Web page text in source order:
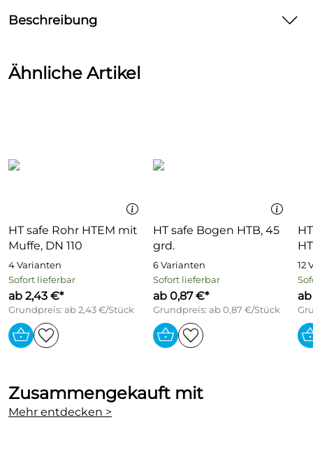
Beschreibung
aus PP nach DIN-EN 1451-1
Ähnliche Artikel
HT safe Rohr HTEM mit
Muffe, DN 110
4 Varianten
Sofort lieferbar
ab 2,43 €*
Grundpreis: ab 2,43 €/Stück
HT safe Bogen HTB, 45
grd.
6 Varianten
Sofort lieferbar
ab 0,87 €*
Grundpreis: ab 0,87 €/Stück
12
Zusammengekauft mit
Mehr entdecken >